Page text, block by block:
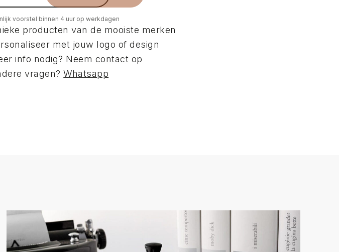
voorstel binnen 4 uur op werkdagen
producten van de mooiste merken
met jouw logo of design
info nodig? Neem contact op
vragen?Whatsapp